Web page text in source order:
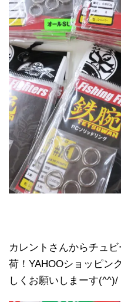
カレントさんからチュ
荷！YAHOOショッピン
しくお願いしまーす(^^)/